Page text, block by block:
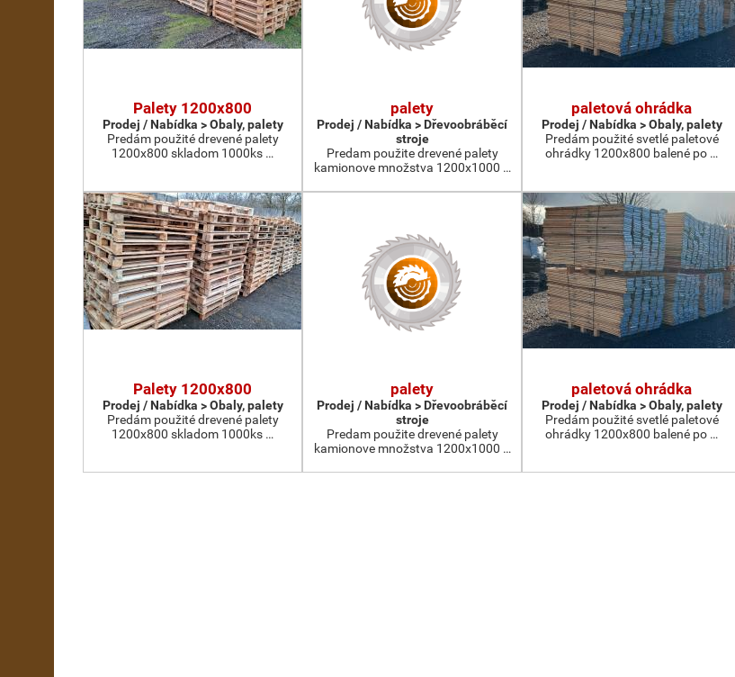
Palety 1200x800
Prodej / Nabídka > Obaly, palety
Predám použité drevené palety
1200x800 skladom 1000ks …
palety
Prodej / Nabídka > Dřevoobráběcí
stroje
Predam použite drevené palety
kamionove množstva 1200x1000 …
paletová ohrádka
Prodej / Nabídka > Obaly, palety
Predám použité svetlé paletové
ohrádky 1200x800 balené po …
Palety 1200x800
Prodej / Nabídka > Obaly, palety
Predám použité drevené palety
1200x800 skladom 1000ks …
palety
Prodej / Nabídka > Dřevoobráběcí
stroje
Predam použite drevené palety
kamionove množstva 1200x1000 …
paletová ohrádka
Prodej / Nabídka > Obaly, palety
Predám použité svetlé paletové
ohrádky 1200x800 balené po …